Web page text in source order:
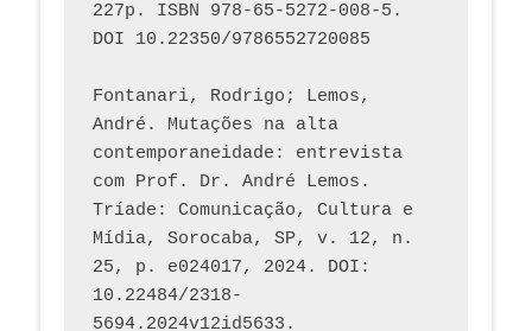
227p. ISBN 978-65-5272-008-5.
DOI 10.22350/9786552720085
Fontanari, Rodrigo; Lemos,
André. Mutações na alta
contemporaneidade: entrevista
com Prof. Dr. André Lemos.
Tríade: Comunicação, Cultura e
Mídia, Sorocaba, SP, v. 12, n.
25, p. e024017, 2024. DOI:
10.22484/2318-
5694.2024v12id5633.